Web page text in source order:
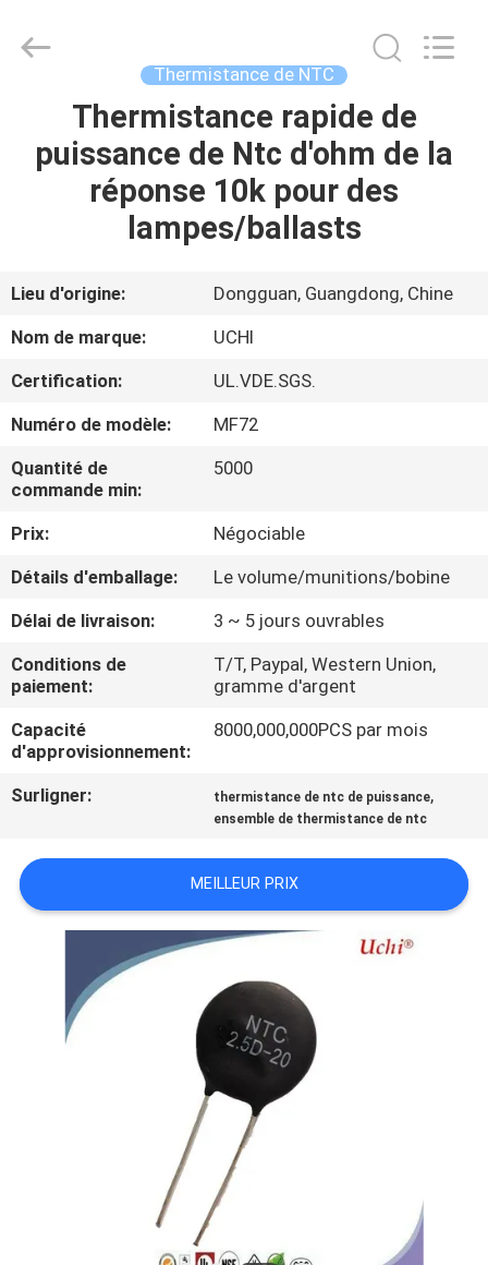
MAISON
PRODUITS
DE
VR
AU
SUJET
DE
VISITE
D'USINE
CONTRÔLE
DE
QUALITÉ
NOUS
NOUVELLES
DEMANDEZ
UNE
Co.,Ltd.
Thermistance de NTC
Thermistance rapide de
puissance de Ntc d'ohm de la
réponse 10k pour des
lampes/ballasts
Lieu d'origine:
Dongguan, Guangdong, Chine
Nom de marque:
UCHI
Certification:
UL.VDE.SGS.
Numéro de modèle:
MF72
Quantité de
commande min:
5000
Prix:
Négociable
Détails d'emballage:
Le volume/munitions/bobine
Délai de livraison:
3 ~ 5 jours ouvrables
Conditions de
paiement:
T/T, Paypal, Western Union,
gramme d'argent
Capacité
d'approvisionnement:
8000,000,000PCS par mois
Surligner: thermistance de ntc de puissance,
ensemble de thermistance de ntc
MEILLEUR PRIX